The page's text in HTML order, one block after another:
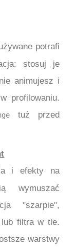
potrafi
stosuj je
animujesz i
profilowaniu.
tuż przed
i efekty na
wymuszać
"szarpie",
filtra w tle.
warstwy